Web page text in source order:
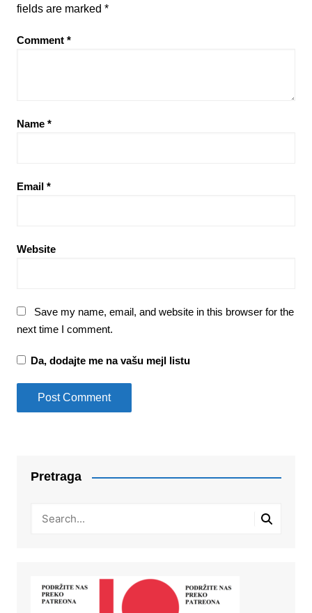
fields are marked *
Comment *
Name *
Email *
Website
Save my name, email, and website in this browser for the
next time I comment.
Da, dodajte me na vašu mejl listu
Pretraga